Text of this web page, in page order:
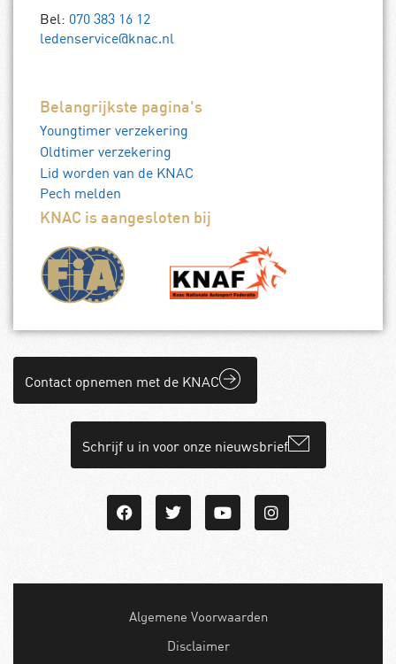
Bel: 070 383 16 12
ledenservice@knac.nl
Belangrijkste pagina's
Youngtimer verzekering
Oldtimer verzekering
Lid worden van de KNAC
Pech melden
KNAC is aangesloten bij
Contact opnemen met de KNAC
Schrijf u in voor onze nieuwsbrief
Algemene Voorwaarden
Disclaimer